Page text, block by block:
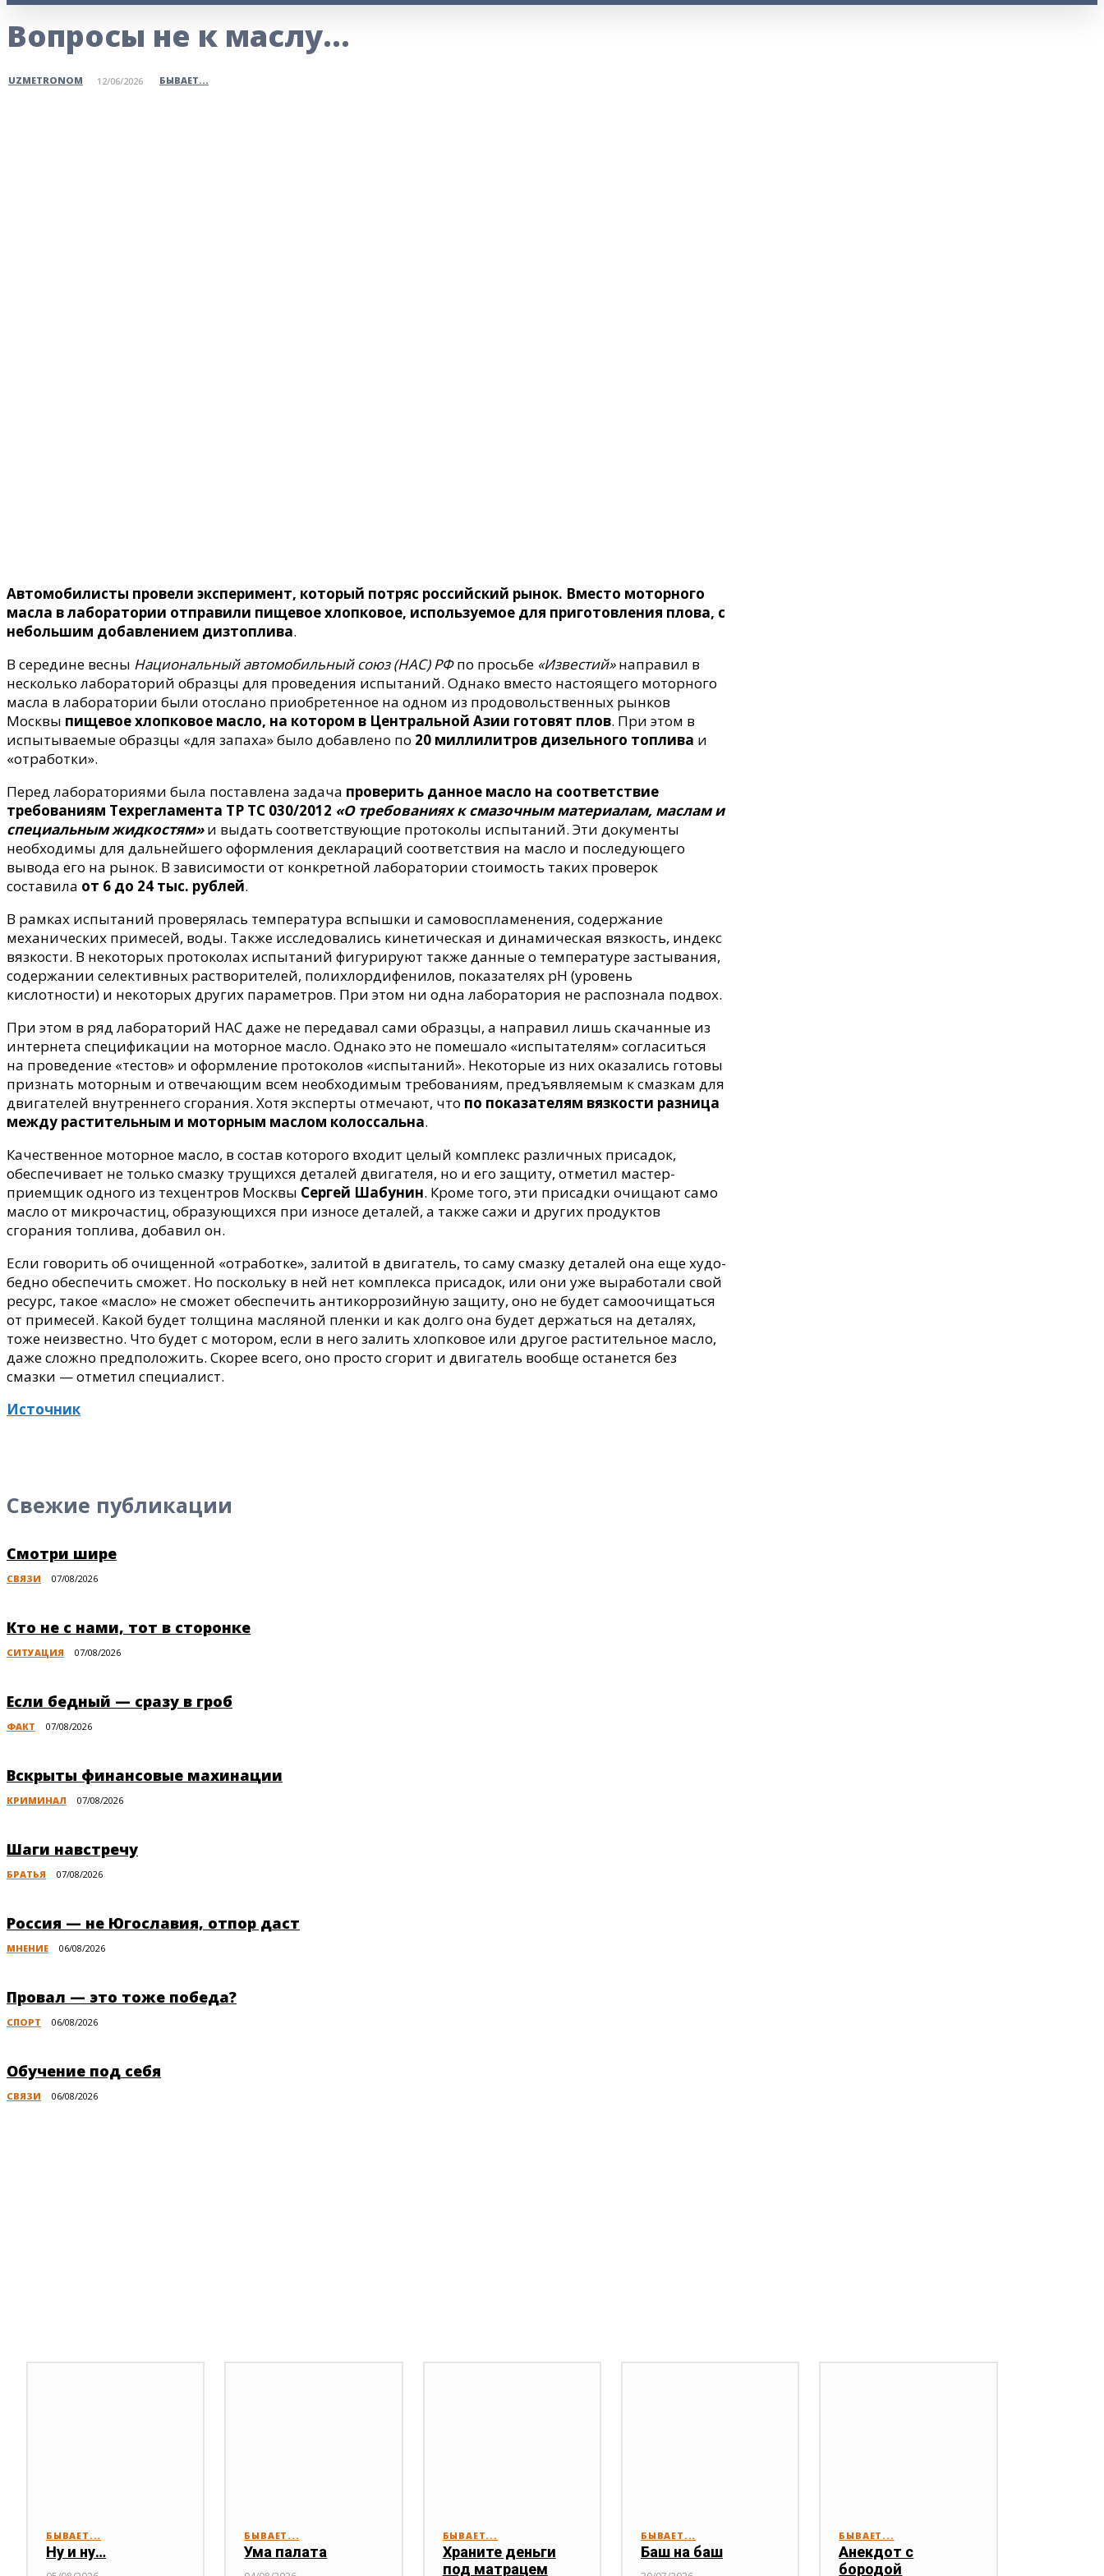
Вопросы не к маслу…
UZMETRONOM 12/06/2026 БЫВАЕТ...
Автомобилисты провели эксперимент, который потряс российский рынок. Вместо моторного
масла в лаборатории отправили пищевое хлопковое, используемое для приготовления плова, с
небольшим добавлением дизтоплива.
В середине весны Национальный автомобильный союз (НАС) РФпо просьбе «Известий»направил в
несколько лабораторий образцы для проведения испытаний. Однако вместо настоящего моторного
масла в лаборатории были отослано приобретенное на одном из продовольственных рынков
Москвы пищевое хлопковое масло, на котором в Центральной Азии готовят плов. При этом в
испытываемые образцы «для запаха» было добавлено по 20 миллилитров дизельного топлива и
«отработки».
Перед лабораториями была поставлена задача проверить данное масло на соответствие
требованиям Техрегламента ТР ТС 030/2012 «О требованиях к смазочным материалам, маслам и
специальным жидкостям»и выдать соответствующие протоколы испытаний. Эти документы
необходимы для дальнейшего оформления деклараций соответствия на масло и последующего
вывода его на рынок. В зависимости от конкретной лаборатории стоимость таких проверок
составила от 6 до 24 тыс. рублей.
В рамках испытаний проверялась температура вспышки и самовоспламенения, содержание
механических примесей, воды. Также исследовались кинетическая и динамическая вязкость, индекс
вязкости. В некоторых протоколах испытаний фигурируют также данные о температуре застывания,
содержании селективных растворителей, полихлордифенилов, показателях pH (уровень
кислотности) и некоторых других параметров. При этом ни одна лаборатория не распознала подвох.
При этом в ряд лабораторий НАС даже не передавал сами образцы, а направил лишь скачанные из
интернета спецификации на моторное масло. Однако это не помешало «испытателям» согласиться
на проведение «тестов» и оформление протоколов «испытаний». Некоторые из них оказались готовы
признать моторным и отвечающим всем необходимым требованиям, предъявляемым к смазкам для
двигателей внутреннего сгорания. Хотя эксперты отмечают, что по показателям вязкости разница
между растительным и моторным маслом колоссальна.
Качественное моторное масло, в состав которого входит целый комплекс различных присадок,
обеспечивает не только смазку трущихся деталей двигателя, но и его защиту, отметил мастер-
приемщик одного из техцентров Москвы Сергей Шабунин. Кроме того, эти присадки очищают само
масло от микрочастиц, образующихся при износе деталей, а также сажи и других продуктов
сгорания топлива, добавил он.
Если говорить об очищенной «отработке», залитой в двигатель, то саму смазку деталей она еще худо-
бедно обеспечить сможет. Но поскольку в ней нет комплекса присадок, или они уже выработали свой
ресурс, такое «масло» не сможет обеспечить антикоррозийную защиту, оно не будет самоочищаться
от примесей. Какой будет толщина масляной пленки и как долго она будет держаться на деталях,
тоже неизвестно. Что будет с мотором, если в него залить хлопковое или другое растительное масло,
даже сложно предположить. Скорее всего, оно просто сгорит и двигатель вообще останется без
смазки — отметил специалист.
Источник
Свежие публикации
Смотри шире
СВЯЗИ 07/08/2026
Кто не с нами, тот в сторонке
СИТУАЦИЯ 07/08/2026
Если бедный — сразу в гроб
ФАКТ 07/08/2026
Вскрыты финансовые махинации
КРИМИНАЛ 07/08/2026
Шаги навстречу
БРАТЬЯ 07/08/2026
Россия — не Югославия, отпор даст
МНЕНИЕ 06/08/2026
Провал — это тоже победа?
СПОРТ 06/08/2026
Обучение под себя
СВЯЗИ 06/08/2026
БЫВАЕТ...
Ну и ну…
БЫВАЕТ...
Ума палата
БЫВАЕТ...
Храните деньги
под матрацем
БЫВАЕТ...
Баш на баш
БЫВАЕТ...
Анекдот с
бородой